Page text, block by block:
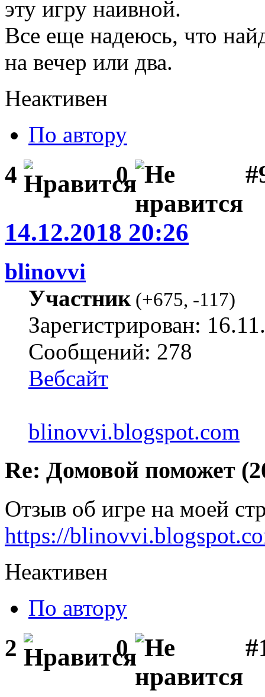
эту игру наивной.
Все еще надеюсь, что
на вечер или два.
Неактивен
По автору
4 0
14.12.2018 20:26
blinovvi
Участник(+675, -117)
Зарегистрирован:
Сообщений: 278
Вебсайт
blinovvi.blogspot.com
Re: Домовой поможет
Отзыв об игре на моей
https://
Неактивен
По автору
2 0